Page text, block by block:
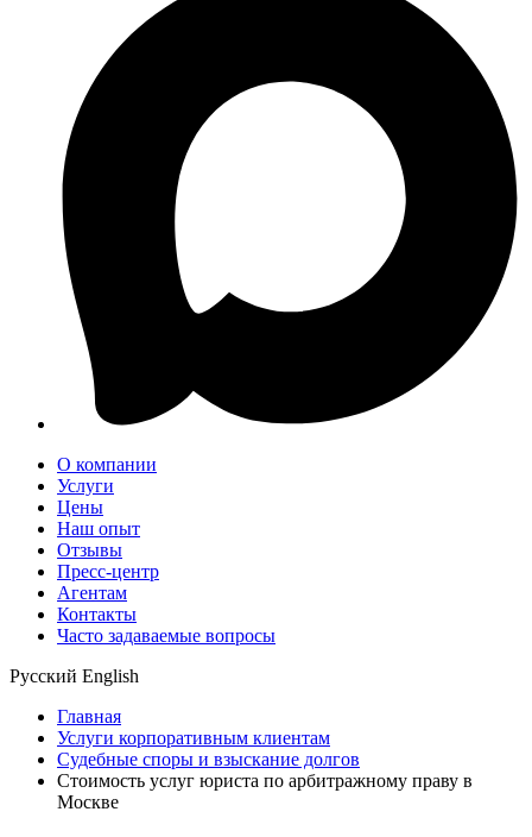
О компании
Услуги
Цены
Наш опыт
Отзывы
Пресс-центр
Агентам
Контакты
Часто задаваемые вопросы
Русский English
Главная
Услуги корпоративным клиентам
Судебные споры и взыскание долгов
Стоимость услуг юриста по арбитражному праву в
Москве